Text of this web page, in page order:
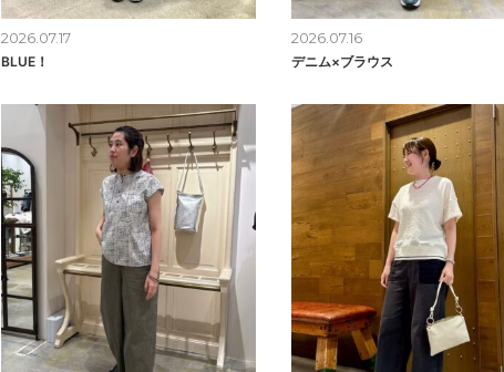
2026.07.17
BLUE！
2026.07.16
デニム×ブラウス